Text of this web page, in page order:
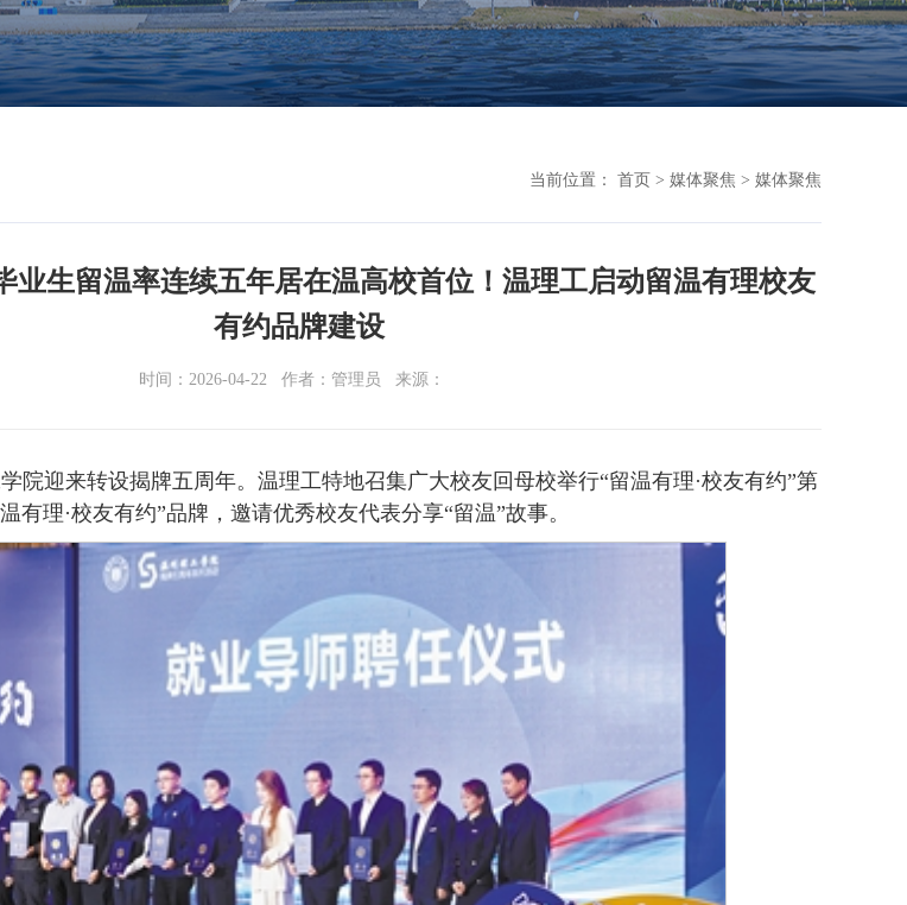
当前位置： 首页 > 媒体聚焦 > 媒体聚焦
业生留温率连续五年居在温高校首位！温理工启动留温有理校友
有约品牌建设
时间：2026-04-22 作者：管理员 来源：
院迎来转设揭牌五周年。温理工特地召集广大校友回母校举行“留温有理·校友有约”第
有理·校友有约”品牌，邀请优秀校友代表分享“留温”故事。